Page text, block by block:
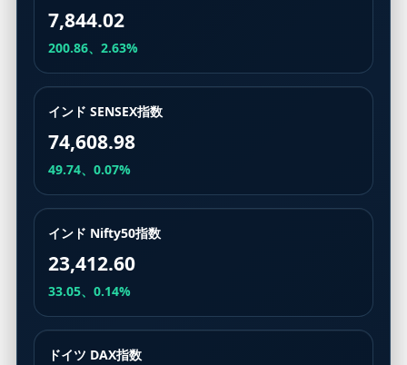
7,844.02
200.86、2.63%
インド SENSEX指数
74,608.98
49.74、0.07%
インド Nifty50指数
23,412.60
33.05、0.14%
ドイツ DAX指数